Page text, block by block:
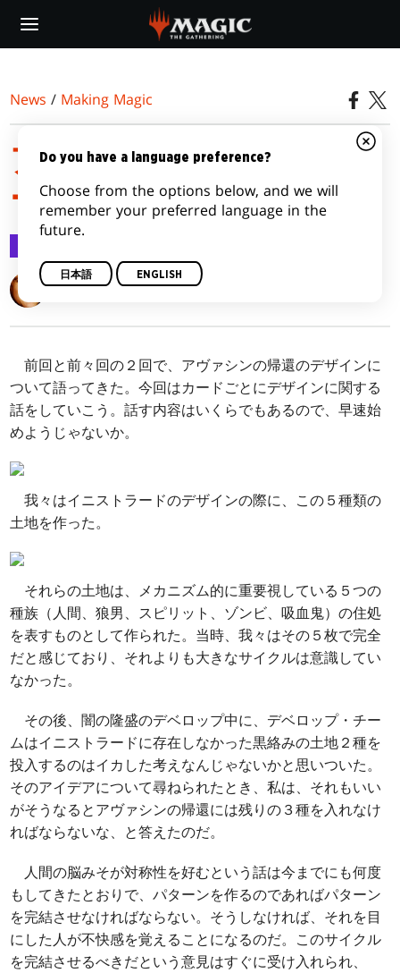
main
News / Making Magic
アヴァシングル・レディ
ー その１
Mark Rosewater
前回と前々回の２回で、アヴァシンの帰還のデザインに
ついて語ってきた。今回はカードごとにデザインに関する
話をしていこう。話す内容はいくらでもあるので、早速始
めようじゃないか。
我々はイニストラードのデザインの際に、この５種類の
土地を作った。
それらの土地は、メカニズム的に重要視している５つの
種族（人間、狼男、スピリット、ゾンビ、吸血鬼）の住処
を表すものとして作られた。当時、我々はその５枚で完全
だと感じており、それよりも大きなサイクルは意識してい
なかった。
その後、闇の隆盛のデベロップ中に、デベロップ・チー
ムはイニストラードに存在しなかった黒絡みの土地２種を
投入するのはイカした考えなんじゃないかと思いついた。
そのアイデアについて尋ねられたとき、私は、それもいい
がそうなるとアヴァシンの帰還には残りの３種を入れなけ
ればならないな、と答えたのだ。
人間の脳みそが対称性を好むという話は今までにも何度
もしてきたとおりで、パターンを作るのであればパターン
を完結させなければならない。そうしなければ、それを目
にした人が不快感を覚えることになるのだ。このサイクル
を完結させるべきだという意見はすぐに受け入れられ、
Do you have a language preference?
Choose from the options below, and we will
remember your preferred language in the
future.
日本語 ENGLISH